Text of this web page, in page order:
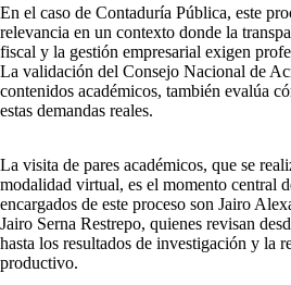
En el caso de Contaduría Pública, este
relevancia en un contexto donde la
fiscal y la gestión empresarial exigen
La validación del Consejo Nacional de
contenidos académicos, también evalúa
estas demandas reales.
La visita de pares académicos, que se
modalidad virtual, es el momento central
encargados de este proceso son Jairo
Jairo Serna Restrepo, quienes revisan
hasta los resultados de investigación y la
productivo.